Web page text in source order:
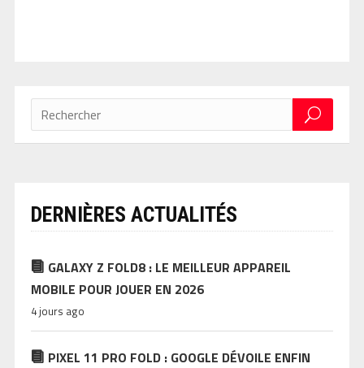
DERNIÈRES ACTUALITÉS
GALAXY Z FOLD8 : LE MEILLEUR APPAREIL
MOBILE POUR JOUER EN 2026
4 jours ago
PIXEL 11 PRO FOLD : GOOGLE DÉVOILE ENFIN